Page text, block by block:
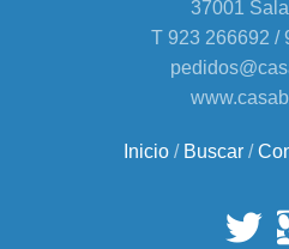
37001
T 923 266692 /
Inicio/ Buscar/